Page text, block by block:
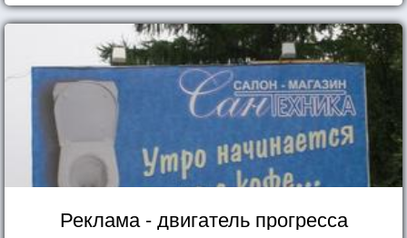
Реклама - двигатель прогресса